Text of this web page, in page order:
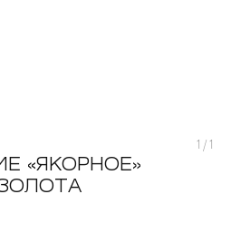
1 / 1
«ЯКОРНОЕ»